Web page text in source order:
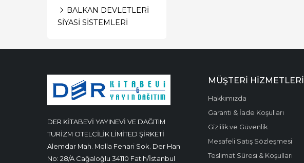
BALKAN DEVLETLERİ
SİYASİ SİSTEMLERİ
DER KİTABEVİ YAYINEVİ VE DAĞITIM
TURİZM OTELCİLİK LİMİTED ŞİRKETİ
Alemdar Mah. Molla Fenari Sok. Der Han
No: 28/A Cağaloğlu 34110 Fatih/İstanbul
MÜŞTERI HIZMETLERI
Hakkımızda
Garanti & İade Koşulları
Gizlilik ve Güvenlik
Mesafeli Satış Sözleşmesi
Teslimat Süresi & Koşulları